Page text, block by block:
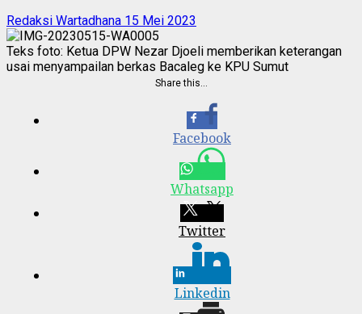
Redaksi Wartadhana 15 Mei 2023
Teks foto: Ketua DPW Nezar Djoeli memberikan keterangan
usai menyampailan berkas Bacaleg ke KPU Sumut
Share this…
Facebook
Whatsapp
Twitter
Linkedin